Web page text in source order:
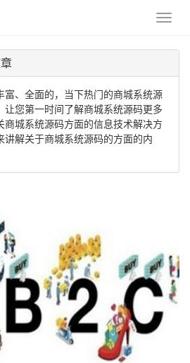
富、全面的，当下热门的商城系统源
让您第一时间了解商城系统源码更多
商城系统源码方面的信息技术解决方
讲解关于商城系统源码的方面的内